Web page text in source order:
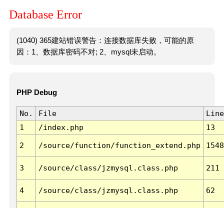
Database Error
(1040) 365建站错误警告：连接数据库失败，可能的原
因：1、数据库密码不对; 2、mysql未启动。
PHP Debug
No. File
Line
1
/index.php 13
2 /source/function/function_extend.php 1548
3 /source/class/jzmysql.class.php 211
4 /source/class/jzmysql.class.php 62